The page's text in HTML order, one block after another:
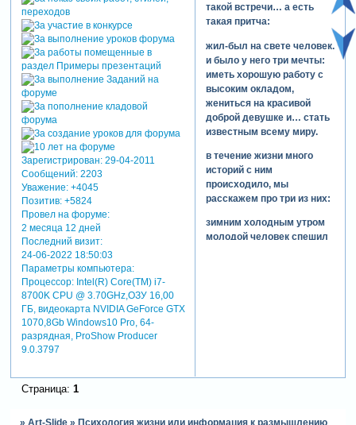
Зарегистрирован: 29-04-2011
Сообщений:2203
Уважение: +4045
Позитив: +5824
Провел на форуме:
2 месяца 12 дней
Последний визит:
24-06-2022 18:50:03
Параметры компьютера:
Процессор: Intel(R) Core(TM) i7-
8700K CPU @ 3.70GHz,ОЗУ 16,00
ГБ, видеокарта NVIDIA GeForce GTX
1070,8Gb Windows10 Pro, 64-
разрядная, ProShow Producer
9.0.3797
такой встречи… а есть
такая притча:
жил-был на свете человек.
и было у него три мечты:
иметь хорошую работу с
высоким окладом,
жениться на красивой
доброй девушке и… стать
известным всему миру.
в течение жизни много
историй с ним
происходило, мы
расскажем про три из них:
зимним холодным утром
молодой человек спешил
мужчину, решил, что он
счастью, он успел на
Страница: 1
»Art-Slide » Психология жизни или информация к размышлению